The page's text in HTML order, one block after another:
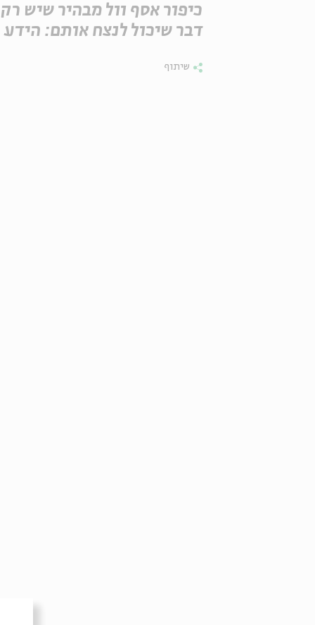
כיפור אסף וול מבהיר שיש רק
דבר שיכול לנצח אותם: הידע
שיתוף